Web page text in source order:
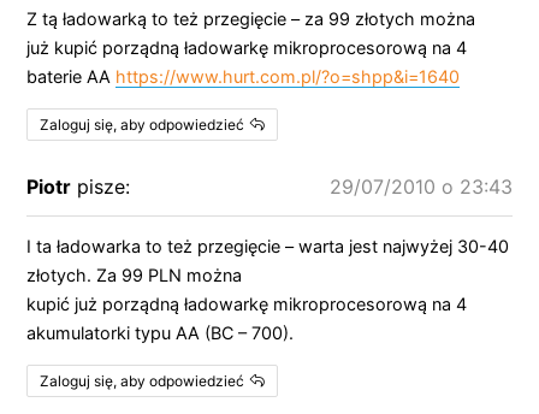
Z tą ładowarką to też przegięcie – za 99 złotych można
już kupić porządną ładowarkę mikroprocesorową na 4
baterie AA https://www.hurt.com.pl/?o=shpp&i=1640
Zaloguj się, aby odpowiedzieć
Piotr pisze: 29/07/2010 o 23:43
I ta ładowarka to też przegięcie – warta jest najwyżej 30-40
złotych. Za 99 PLN można
kupić już porządną ładowarkę mikroprocesorową na 4
akumulatorki typu AA (BC – 700).
Zaloguj się, aby odpowiedzieć